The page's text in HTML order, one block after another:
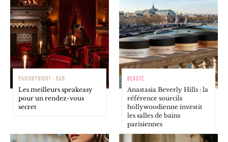
PARISBYNIGHT - BAR
Les meilleurs speakeasy
pour un rendez-vous
secret
BEAUTÉ
Anastasia Beverly Hills : la
référence sourcils
hollywoodienne investit
les salles de bains
parisiennes